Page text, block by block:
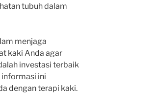
tubuh dalam
menjaga
kaki Anda agar
investasi terbaik
informasi ini
dengan terapi kaki.